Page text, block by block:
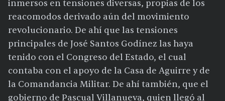
inmersos en tensiones diversas, propias de los
reacomodos derivado aún del movimiento
revolucionario. De ahí que las tensiones
principales de José Santos Godínez las haya
tenido con el Congreso del Estado, el cual
contaba con el apoyo de la Casa de Aguirre y de
la Comandancia Militar. De ahí también, que el
gobierno de Pascual Villanueva, quien llegó al